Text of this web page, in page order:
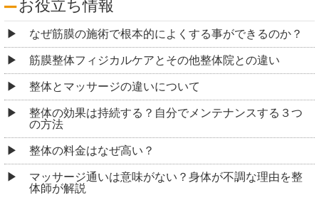
お役立ち情報
なぜ筋膜の施術で根本的によくする事ができるのか？
筋膜整体フィジカルケアとその他整体院との違い
整体とマッサージの違いについて
整体の効果は持続する？自分でメンテナンスする３つ
の方法
整体の料金はなぜ高い？
マッサージ通いは意味がない？身体が不調な理由を整
体師が解説